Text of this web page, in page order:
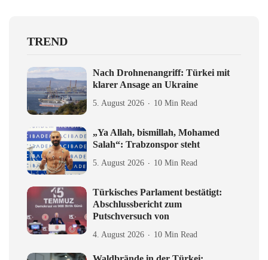
TREND
Nach Drohnenangriff: Türkei mit
klarer Ansage an Ukraine
5. August 2026 10 Min Read
„Ya Allah, bismillah, Mohamed
Salah“: Trabzonspor steht
5. August 2026 10 Min Read
Türkisches Parlament bestätigt:
Abschlussbericht zum
Putschversuch von
4. August 2026 10 Min Read